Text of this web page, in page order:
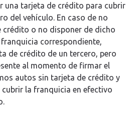
una tarjeta de crédito para cubrir
del vehículo. En caso de no
o no disponer de dicho
correspondiente,
de crédito de un tercero, pero
al momento de firmar el
autos sin tarjeta de crédito y
la franquicia en efectivo